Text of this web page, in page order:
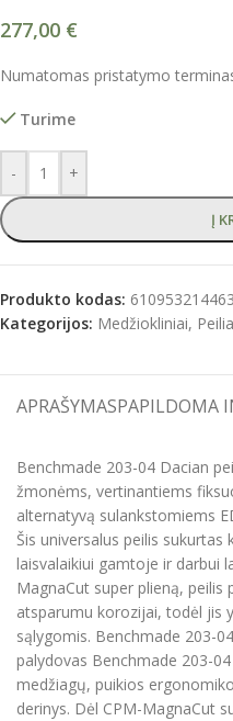
277,00 €
Numatomas pristatymo
Turime
- +
Į
Produkto kodas: 610953214463
Kategorijos: Medžiokliniai,
APRAŠYMASPAPILDOMA
Benchmade 203-04 Dacian
žmonėms, vertinantiems
alternatyvą sulankstomiems
Šis universalus peilis sukurtas
laisvalaikiui gamtoje ir darbui
MagnaCut super plieną,
atsparumu korozijai, todėl jis
sąlygomis. Benchmade 203-
palydovas Benchmade 203-
medžiagų, puikios
derinys. Dėl CPM-MagnaCut